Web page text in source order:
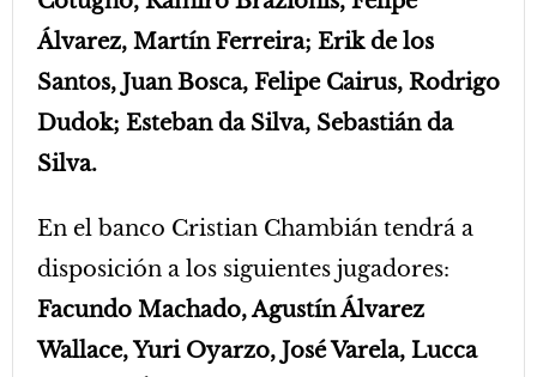
Álvarez, Martín Ferreira; Erik de los
Santos, Juan Bosca, Felipe Cairus, Rodrigo
Dudok; Esteban da Silva, Sebastián da
Silva.
En el banco Cristian Chambián tendrá a
disposición a los siguientes jugadores:
Facundo Machado, Agustín Álvarez
Wallace, Yuri Oyarzo, José Varela, Lucca